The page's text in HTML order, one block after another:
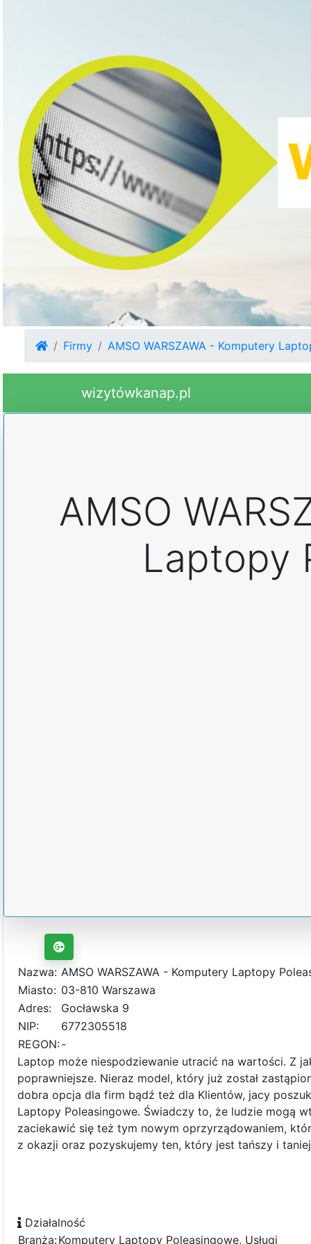
Firmy AMSO WARSZAWA - Komputery
wizytówkanap.pl
AMSO
Laptopy
Nazwa: AMSO WARSZAWA - Komputery Laptopy
Miasto: 03-810 Warszawa
Adres:
Gocławska 9
NIP:
6772305518
REGON:-
Laptop może niespodziewanie utracić na wartości. Z
poprawniejsze. Nieraz model, który już został
dobra opcja dla firm bądź też dla Klientów, jacy
Laptopy Poleasingowe. Świadczy to, że ludzie mogą
zaciekawić się też tym nowym oprzyrządowaniem,
z okazji oraz pozyskujemy ten, który jest tańszy i
Działalność
Branża:Komputery Laptopy Poleasingowe, Usługi